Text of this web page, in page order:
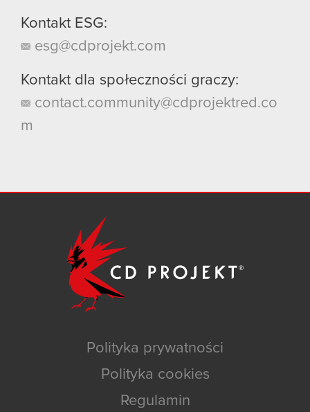
Kontakt ESG:
esg@cdprojekt.com
Kontakt dla społeczności graczy:
contact.community@cdprojektred.co
m
Polityka prywatności
Polityka cookies
Regulamin